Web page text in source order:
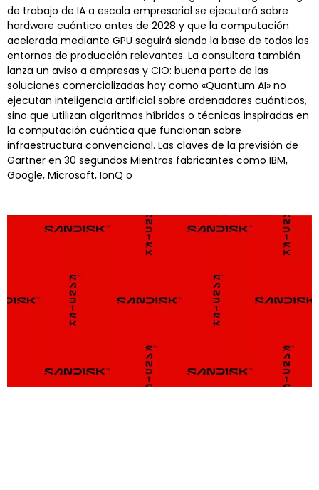
de trabajo de IA a escala empresarial se ejecutará sobre
hardware cuántico antes de 2028 y que la computación
acelerada mediante GPU seguirá siendo la base de todos los
entornos de producción relevantes. La consultora también
lanza un aviso a empresas y CIO: buena parte de las
soluciones comercializadas hoy como «Quantum AI» no
ejecutan inteligencia artificial sobre ordenadores cuánticos,
sino que utilizan algoritmos híbridos o técnicas inspiradas en
la computación cuántica que funcionan sobre
infraestructura convencional. Las claves de la previsión de
Gartner en 30 segundos Mientras fabricantes como IBM,
Google, Microsoft, IonQ o